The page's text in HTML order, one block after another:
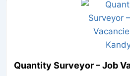
Quantity Surveyor – Job